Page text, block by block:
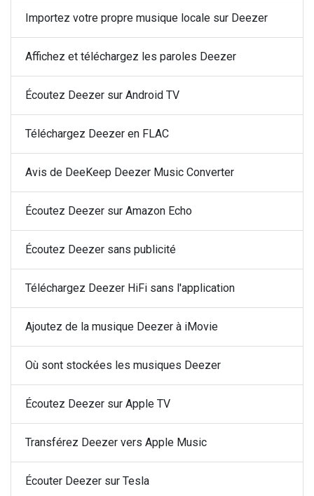
Importez votre propre musique locale sur Deezer
Affichez et téléchargez les paroles Deezer
Écoutez Deezer sur Android TV
Téléchargez Deezer en FLAC
Avis de DeeKeep Deezer Music Converter
Écoutez Deezer sur Amazon Echo
Écoutez Deezer sans publicité
Téléchargez Deezer HiFi sans l'application
Ajoutez de la musique Deezer à iMovie
Où sont stockées les musiques Deezer
Écoutez Deezer sur Apple TV
Transférez Deezer vers Apple Music
Écouter Deezer sur Tesla